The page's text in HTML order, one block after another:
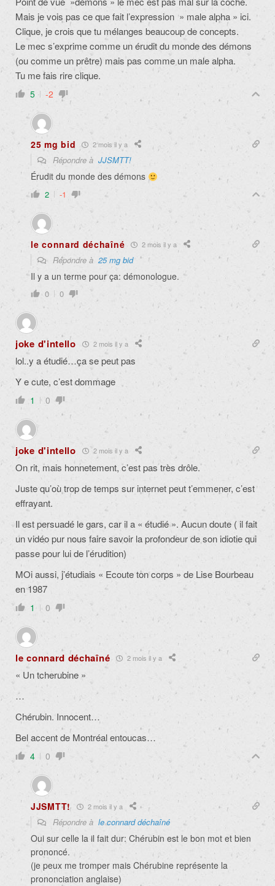
Mais je vois pas ce que fait l’expression » male alpha » ici.
Clique, je crois que tu mélanges beaucoup de concepts.
Le mec s’exprime comme un érudit du monde des démons
(ou comme un prêtre) mais pas comme un male alpha.
Tu me fais rire clique.
5 -2
25 mg bid 2 mois il y a
Répondre à JJSMTT!
Érudit du monde des démons
2 -1
le connard déchaîné 2 mois il y a
Répondre à 25 mg bid
Il y a un terme pour ça: démonologue.
0 0
joke d'intello 2 mois il y a
lol..y a étudié…ça se peut pas
Y e cute, c’est dommage
1 0
joke d'intello 2 mois il y a
On rit, mais honnetement, c’est pas très drôle.
Juste qu’où trop de temps sur internet peut t’emmener, c’est
effrayant.
Il est persuadé le gars, car il a « étudié ». Aucun doute ( il fait
un vidéo pur nous faire savoir la profondeur de son idiotie qui
passe pour lui de l’érudition)
MOi aussi, j’étudiais « Ecoute ton corps » de Lise Bourbeau
en 1987
1 0
le connard déchaîné 2 mois il y a
« Un tcherubine »
…
Chérubin. Innocent…
Bel accent de Montréal entoucas…
4 0
JJSMTT! 2 mois il y a
Répondre à le connard déchaîné
Oui sur celle la il fait dur: Chérubin est le bon mot et bien
prononcé.
(je peux me tromper mais Chérubine représente la
prononciation anglaise)